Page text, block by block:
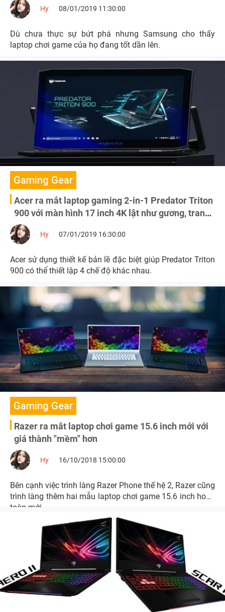
Hy 08/01/2019 11:30:00
Dù chưa thực sự bứt phá nhưng Samsung cho thấy
laptop chơi game của họ đang tốt dần lên.
Gaming Gear
Acer ra mắt laptop gaming 2-in-1 Predator Triton
900 với màn hình 17 inch 4K lật như gương, trang
bị RTX 2080, giá bán từ 4.000 USD
Hy 07/01/2019 16:30:00
Acer sử dụng thiết kế bản lề đặc biệt giúp Predator Triton
900 có thể thiết lập 4 chế độ khác nhau.
Gaming Gear
Razer ra mắt laptop chơi game 15.6 inch mới với
giá thành "mềm" hơn
Hy 16/10/2018 15:00:00
Bên cạnh việc trình làng Razer Phone thế hệ 2, Razer cũng
trình làng thêm hai mẫu laptop chơi game 15.6 inch hoàn
toàn mới.